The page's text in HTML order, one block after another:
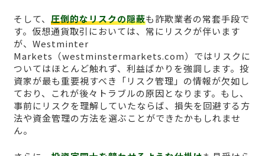
そして、 圧倒的なリスクの隠蔽も詐欺業者の常套手段で
す。仮想通貨取引においては、常にリスクが伴います
が、Westminter
Markets（westminstermarkets.com）ではリスクに
ついてはほとんど触れず、利益ばかりを強調します。投
資家が最も重要視すべき「リスク管理」の情報が欠如し
ており、これが後々トラブルの原因となります。もし、
事前にリスクを理解していたならば、損失を回避する方
法や資金管理の方法を選ぶことができたかもしれませ
ん。